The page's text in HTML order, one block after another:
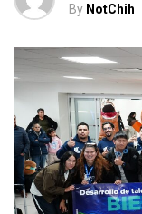
By NotChih